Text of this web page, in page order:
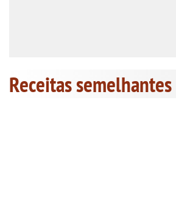
Receitas semelhantes